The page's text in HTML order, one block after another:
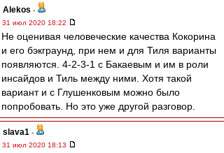
Alekos -
31 июл 2020 18:22
Не оценивая человеческие качества Кокорина
и его бэкграунд, при нем и для Тиля варианты
появляются. 4-2-3-1 с Бакаевым и им в роли
инсайдов и Тиль между ними. Хотя такой
вариант и с Глушенковым можно было
попробовать. Но это уже другой разговор.
slava1 -
31 июл 2020 18:13